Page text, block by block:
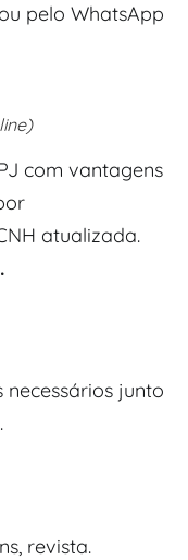
ou pelo WhatsApp
com vantagens
atualizada.
.
junto
revista.